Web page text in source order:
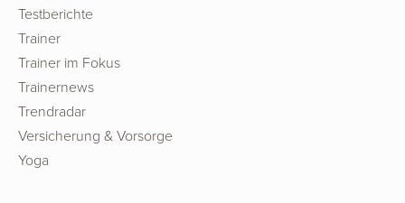
Testberichte
Trainer
Trainer im Fokus
Trainernews
Trendradar
Versicherung & Vorsorge
Yoga